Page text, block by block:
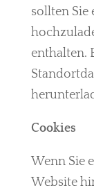
sollten Sie
enthalten.
Cookies
Wenn Sie
Website